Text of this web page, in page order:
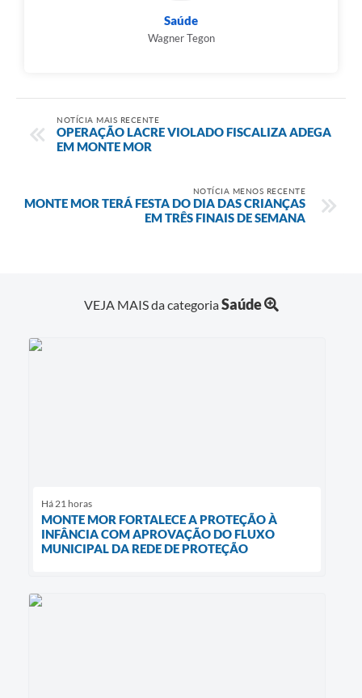
Saúde
Wagner Tegon
NOTÍCIA MAIS RECENTE
OPERAÇÃO LACRE VIOLADO FISCALIZA ADEGA
EM MONTE MOR
NOTÍCIA MENOS RECENTE
MONTE MOR TERÁ FESTA DO DIA DAS CRIANÇAS
EM TRÊS FINAIS DE SEMANA
VEJA MAIS da categoriaSaúde
Há 21 horas
MONTE MOR FORTALECE A PROTEÇÃO À
INFÂNCIA COM APROVAÇÃO DO FLUXO
MUNICIPAL DA REDE DE PROTEÇÃO